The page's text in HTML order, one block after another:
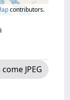
contributors.
JPEG